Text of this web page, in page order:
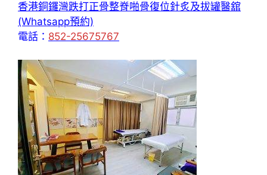
香港銅鑼灣跌打正骨整脊啪骨復位針炙及拔罐醫舘
(Whatsapp預約)
電話： 852-25675767